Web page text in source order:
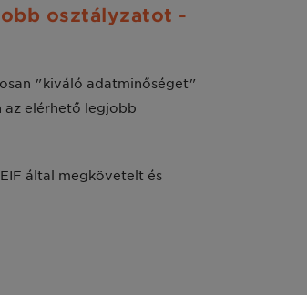
osztályzatot -
"kiváló adatminőséget"
az elérhető legjobb
által megkövetelt és